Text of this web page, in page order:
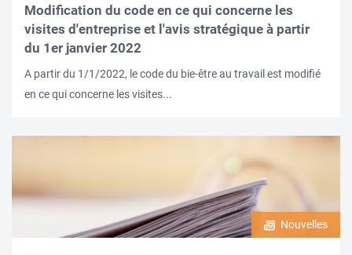
Modification du code en ce qui concerne les
visites d'entreprise et l'avis stratégique à partir
du 1er janvier 2022
A partir du 1/1/2022, le code du bie-être au travail est modifié
en ce qui concerne les visites...
Nouvelles